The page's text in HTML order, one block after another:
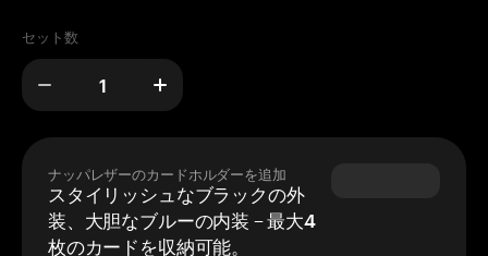
セット数
ナッパレザーのカードホルダーを追加
スタイリッシュなブラックの外
装、大胆なブルーの内装 – 最大4
枚のカードを収納可能。